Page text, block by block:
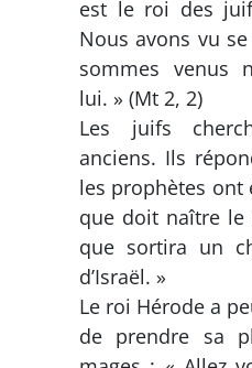
est le roi des
Nous avons vu
sommes venus
lui. » (Mt 2, 2)
Les juifs
anciens. Ils
les prophètes ont
que doit naître le
que sortira un
d’Israël. »
Le roi Hérode a
de prendre sa